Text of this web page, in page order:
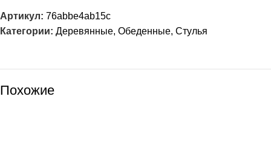
Артикул: 76abbe4ab15c
Категории: Деревянные, Обеденные, Стулья
Похожие